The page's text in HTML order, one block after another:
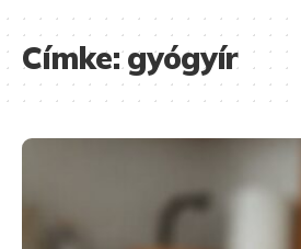
Címke:gyógyír